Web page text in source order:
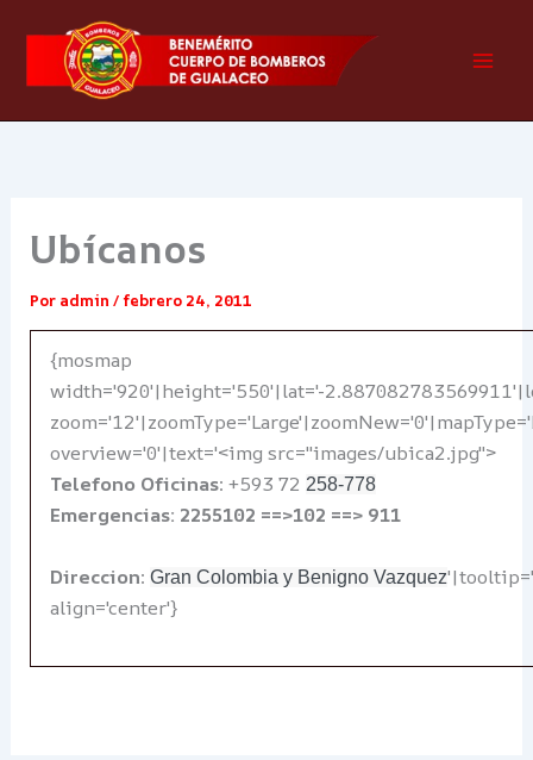
contenido
Ubícanos
Por admin /febrero 24, 2011
{mosmap
width='920'|height='550'|lat='-
overview='0'|text='<img src="images/ubica2.jpg">
Telefono Oficinas: +593 72 258-778
Emergencias: 2255102 ==>102 ==> 911
Direccion: Gran Colombia y Benigno Vazquez
align='center'}